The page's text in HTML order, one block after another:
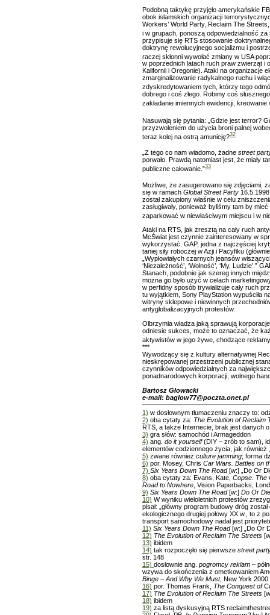
Podobną taktykę przyjęło amerykańskie
obok islamskich organizacji
Workers’ World Party, Reclaim The
i w grupach, ponoszą odpowiedzialność
przypisuje się RTS stosowanie
doktrynę rewolucyjnego socjalizmu i
raczej skłonni wywołać zmiany w USA
w poprzednich latach ruch praw zwierząt i
Kalifornii i Oregonie). Ataki na organizacje
zmarginalizowanie radykalnego ruchu i
zdyskredytowaniem tych, którzy tego
dobrego i coś złego. Robimy coś
zakładanie imiennych ewidencji,
Nasuwają się pytania: „Gdzie jest terror?
przyzwoleniem do użycia broni palnej
teraz kolej na ostrą amunicję?32
„Z tego co nam wiadomo, żadne street
porwało. Prawdą natomiast jest, że miały
publiczne całowanie.”33
Możliwe, że zasugerowano się zdjęciami,
się w ramach Global Street Party
został zakupiony właśnie w celu
zasługiwały, ponieważ byliśmy tam by
zaparkować w niewłaściwym miejscu i w
Ataki na RTS, jak zresztą na cały ruch
McŚwiat jest czynnie zainteresowany w
wykorzystać. GAP, jedna z najczęściej
taniej siły roboczej w Azji i Pacyfiku
„Wypłowiałych czarnych jeansów
‘Niezależność’, ‘Wolność’, ‘My,
Stanach, podobnie jak szereg innych
można go było użyć w celach
w perfidny sposób trywializuje cały ruch
tu wyjątkiem, Sony PlayStation wypuściła
witryny sklepowe i niewinnych
antyglobalizacyjnych protestów.
Olbrzymia władza jaką sprawują
odniesie sukces, może to oznaczać, że
aktywistów w jego żywe, chodzące
***
Wywodzący się z kultury alternatywnej
nieskrępowanej przestrzeni publicznej
czynników odpowiedzialnych za
ponadnarodowych korporacji, wolnego
Bartosz Głowacki
e-mail: baglow77@poczta.onet.pl
1) w dosłownym tłumaczeniu znaczy to:
2) oba cytaty za: The Evolution of Reclaim
RTS, a także Internecie, brak jest danych
3) gra słów: samochód i Armageddon
4) ang. do it yourself(DIY – zrób to sam),
elementów codziennego życia, jak również
5) zwane również culture jamming; forma
6) por. Mosey, Chris Car Wars. Battles on
7) Six Years Down The Road[w:] „Do Or
8) oba cytaty za: Evans, Kate, Copse. The
Road to Nowhere , Vision Paperbacks,
9) Six Years Down The Road[w:] Do Or Die
10) W wyniku wieloletnich protestów
pisał: „główny program budowy dróg
ekologicznego drugiej połowy XX w., to z
transport samochodowy nadal jest
11) Six Years Down The Road[w:] „Do Or
12) The Evolution of Reclaim The Streets
13) ibidem
14) tak rozpoczęło się pierwsze street
str. 148
15) dosłownie ang. pogromcy reklam –
wzywa do skończenia z ometkowaniem
Binge – And Why We Must, New York 2000
16) por. Thomas Frank, The Conquest of
17) The Evolution of Reclaim The Streets
18) ibidem
19) za listą dyskusyjną RTS